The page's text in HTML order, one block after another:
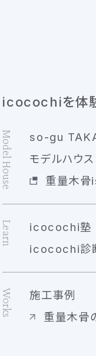
icocochiを体
Model House
so-gu
モデルハウ
重量木
Learn
icocochi塾
icocochi診
Works
施工事例
重量木骨